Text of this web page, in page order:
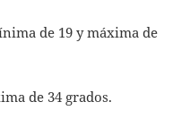
de 19 y máxima de
de 34 grados.